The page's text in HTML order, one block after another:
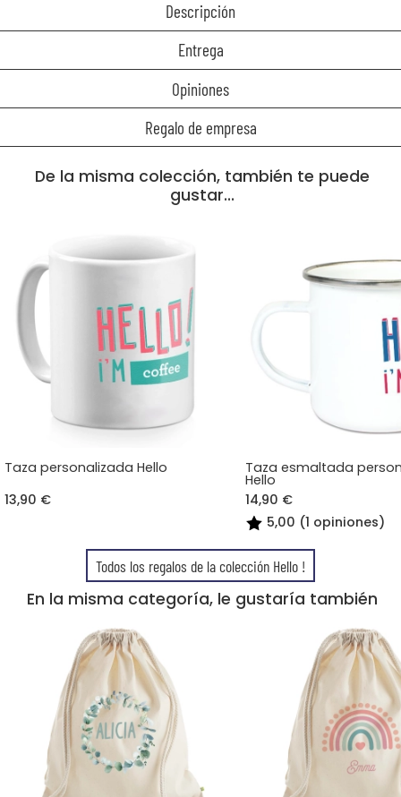
Descripción
Entrega
Opiniones
Regalo de empresa
De la misma colección, también te puede
gustar...
Taza personalizada Hello
13,90 €
Taza esmaltada
Hello
14,90 €
5,00 (1 opiniones)
Todos los regalos de la colección Hello !
En la misma categoría, le gustaría también